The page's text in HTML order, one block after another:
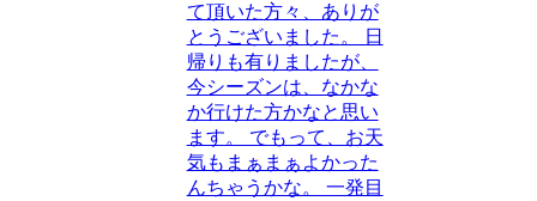
て頂いた方々、ありが
とうございました。 日
帰りも有りましたが、
今シーズンは、なかな
か行けた方かなと思い
ます。 でもって、お天
気もまぁまぁよかった
んちゃうかな。 一発目